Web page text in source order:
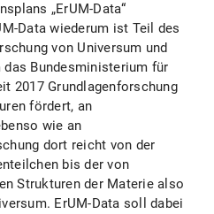
„ErUM-Data“
Data wiederum ist Teil des
von Universum und
das Bundesministerium für
2017 Grundlagenforschung
fördert, an
wie an
dort reicht von der
bis der von
Strukturen der Materie also
ErUM-Data soll dabei